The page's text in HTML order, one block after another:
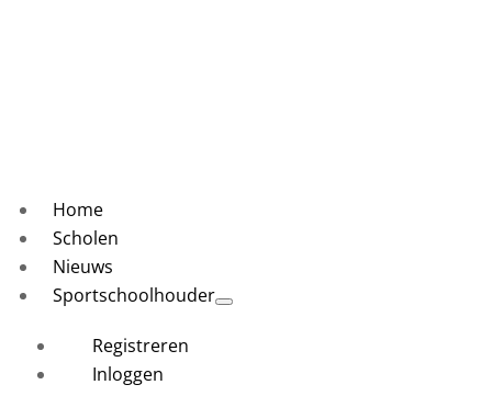
Home
Scholen
Nieuws
Sportschoolhouder
Registreren
Inloggen